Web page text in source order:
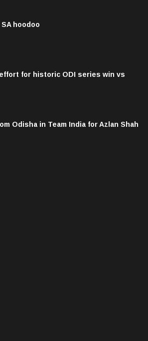
hoodoo
for historic ODI series win vs
Odisha in Team India for Azlan Shah